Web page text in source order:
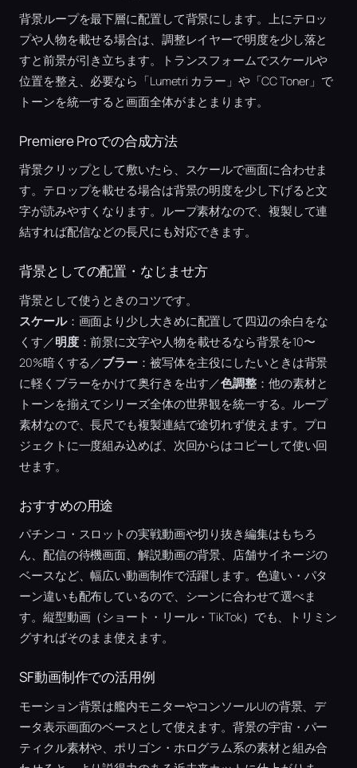
背景ループを最下層に配置して背景にします。上にテロッ
プや人物を載せる場合は、調整レイヤーで明度を少し落と
すと前景が引き立ちます。トランスフォームでスケールや
位置を整え、必要なら「Lumetri カラー」や「CC Toner」で
トーンを統一すると画面全体がまとまります。
Premiere Proでの合成方法
背景クリップとして敷いたら、スケールで画面に合わせま
す。テロップを載せる場合は背景の明度を少し下げると文
字が読みやすくなります。ループ素材なので、複製して連
結すれば配信などの長尺にも対応できます。
背景としての配置・なじませ方
背景として使うときのコツです。
スケール：画面より少し大きめに配置して四辺の余白をな
くす／明度：前景に文字や人物を載せるなら背景を10〜
20%暗くする／ブラー：被写体を主役にしたいときは背景
に軽くブラーをかけて奥行きを出す／色調整 ：他の素材と
トーンを揃えてシリーズ全体の世界観を統一する。ループ
素材なので、長尺でも複製連結で途切れず使えます。プロ
ジェクトに一度組み込めば、次回からはコピーして使い回
せます。
おすすめの用途
パチンコ・スロットの実戦動画や切り抜き編集はもちろ
ん、配信の待機画面、解説動画の背景、店舗サイネージの
ベースなど、幅広い動画制作で活躍します。色違い・パタ
ーン違いも配布しているので、シーンに合わせて選べま
す。縦型動画（ショート・リール・TikTok）でも、トリミン
グすればそのまま使えます。
SF動画制作での活用例
モーション背景は艦内モニターやコンソールUIの背景、デ
ータ表示画面のベースとして使えます。背景の宇宙・パー
ティクル素材や、ポリゴン・ホログラム系の素材と組み合